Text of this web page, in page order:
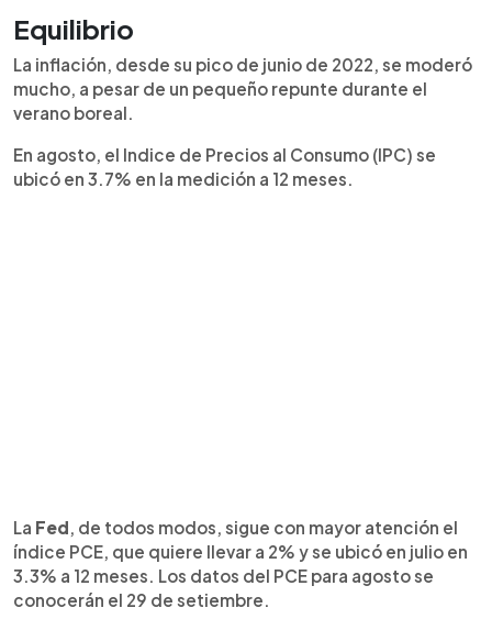
Equilibrio
La inflación, desde su pico de junio de 2022, se moderó
mucho, a pesar de un pequeño repunte durante el
verano boreal.
En agosto, el Indice de Precios al Consumo (IPC) se
ubicó en 3.7% en la medición a 12 meses.
La Fed , de todos modos, sigue con mayor atención el
índice PCE, que quiere llevar a 2% y se ubicó en julio en
3.3% a 12 meses. Los datos del PCE para agosto se
conocerán el 29 de setiembre.